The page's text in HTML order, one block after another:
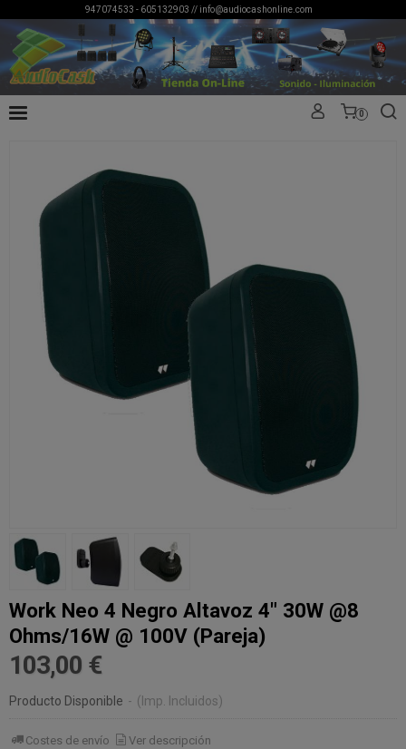
947074533 - 605132903 // info@audiocashonline.com
0
Work Neo 4 Negro Altavoz 4" 30W @8
Ohms/16W @ 100V (Pareja)
103,00 €
Producto Disponible - (Imp. Incluidos)
Costes de envío Ver descripción